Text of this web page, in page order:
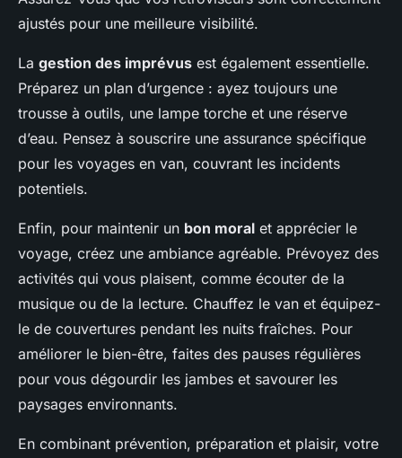
ajustés pour une meilleure visibilité.
La gestion des imprévus est également essentielle.
Préparez un plan d’urgence : ayez toujours une
trousse à outils, une lampe torche et une réserve
d’eau. Pensez à souscrire une assurance spécifique
pour les voyages en van, couvrant les incidents
potentiels.
Enfin, pour maintenir un bon moral et apprécier le
voyage, créez une ambiance agréable. Prévoyez des
activités qui vous plaisent, comme écouter de la
musique ou de la lecture. Chauffez le van et équipez-
le de couvertures pendant les nuits fraîches. Pour
améliorer le bien-être, faites des pauses régulières
pour vous dégourdir les jambes et savourer les
paysages environnants.
En combinant prévention, préparation et plaisir, votre